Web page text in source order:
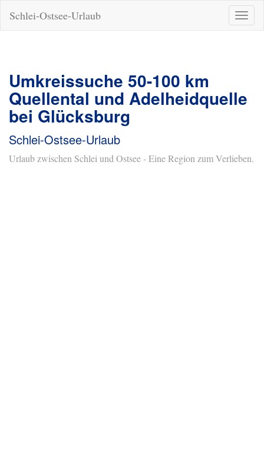
ein-/
Schlei-Ostsee-Urlaub
Umkreissuche 50-100 km
Quellental und Adelheidquelle
bei Glücksburg
Schlei-Ostsee-Urlaub
Urlaub zwischen Schlei und Ostsee - Eine Region zum Verlieben.